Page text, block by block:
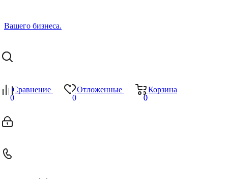
Сравнение
0
Отложенные
0
Корзина
0
0